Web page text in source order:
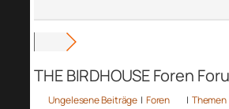
THE BIRDHOUSE Foren
Ungelesene Beiträge | Foren | Themen